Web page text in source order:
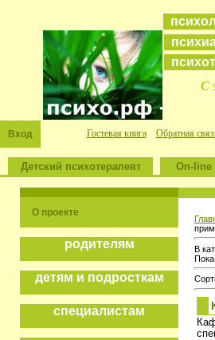
С
Вход Гостевая книга Обратная
Детский психотерапевт On-line
О проекте
родителям
детям и подросткам
специалистам
В